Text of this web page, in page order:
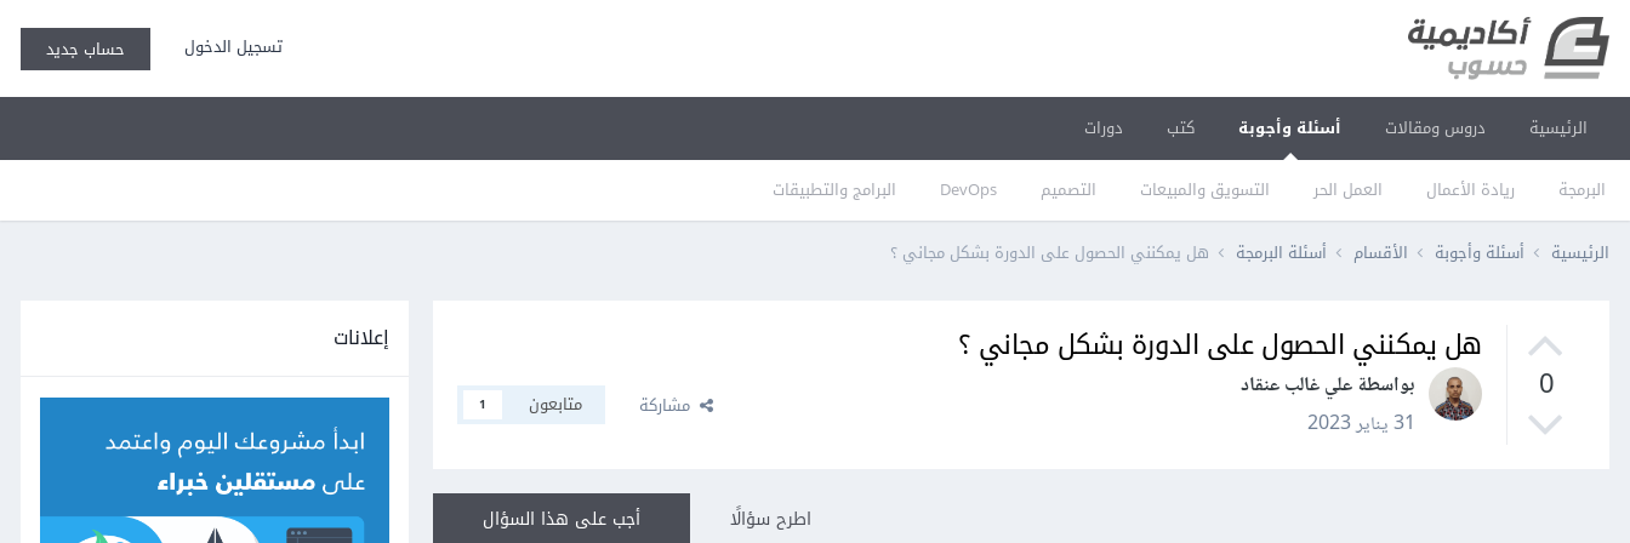
تسجيل الدخول حساب جديد
الرئيسية دروس ومقالات أسئلة وأجوبة
البرمجة ريادة الأعمال العمل الحر التسويق والمبيعات التصميم DevOps البرامج والتطبيقات
كتب دورات
الرئيسية أسئلة وأجوبة الأقسام أسئلة البرمجة هل يمكنني الحصول على الدورة بشكل مجاني ؟
0
هل يمكنني الحصول على الدورة بشكل مجاني ؟
بواسطة علي غالب عنقاد
31 يناير 2023
مشاركة متابعون 1
أجب على هذا السؤال اطرح سؤالًا
إعلانات